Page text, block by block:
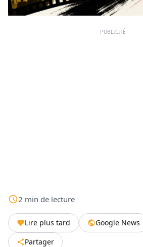
PUBLICITÉ
2 min de lecture
Lire plus tard Google News
Partager